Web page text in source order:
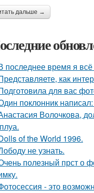
дальше →
последнее время я
как
для вас
поклонник
Волочкова,
of the World 1996.
не узнать.
полезный прст о
- это